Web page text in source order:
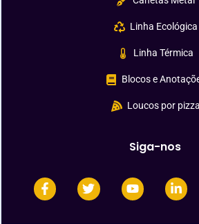
Linha Ecológica
Linha Térmica
Blocos e
Loucos por pizza
Siga-nos